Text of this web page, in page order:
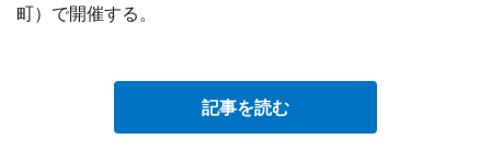
町）で開催する。
記事を読む